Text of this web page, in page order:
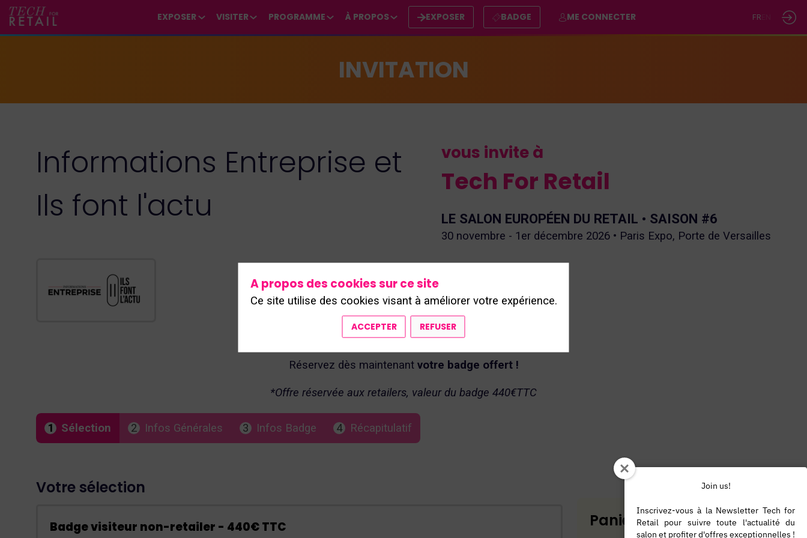
EXPOSER VISITER PROGRAMME À PROPOS EXPOSER BADGE ME CONNECTER FR
INVITATION
vous invite à
Tech For Retail
LE SALON EUROPÉEN DU RETAIL • SAISON #6
30 novembre - 1er décembre 2026 • Paris Expo, Porte de Versailles
Informations Entreprise et
Ils font l'actu
Réservez dès maintenant votre badge offert !
*Offre réservée aux retailers, valeur du badge 440€TTC
1 Sélection 2 Infos Générales 3 Infos Badge 4 Récapitulatif
Votre sélection
Badge visiteur non-retailer - 440€ TTC Panier
A propos des cookies sur ce site
Ce site utilise des cookies visant à améliorer votre expérience.
ACCEPTER REFUSER
*/ /*--*/
Join us!
Inscrivez-vous à la Newsletter Tech for
Retail pour suivre toute l'actualité du
salon et profiter d'offres exceptionnelles !